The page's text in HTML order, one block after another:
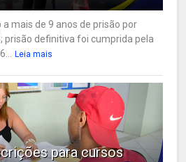
mais de 9 anos de prisão por
prisão definitiva foi cumprida pela
Leia mais
para cursos